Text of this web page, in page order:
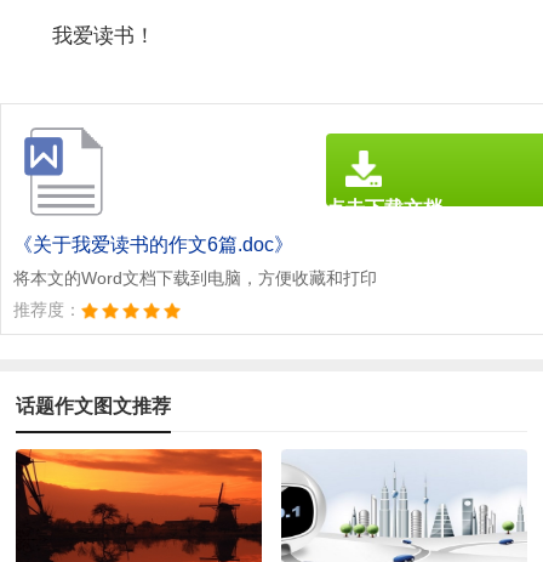
我爱读书！
《关于我爱读书的作文6篇.doc》
将本文的Word文档下载到电脑，方便收藏和打印
推荐度：
点击下载文档
话题作文图文推荐